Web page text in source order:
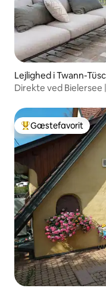
Lejlighed i Twann-
Direkte ved
Bedste gæstefavorit
Gæstefavorit